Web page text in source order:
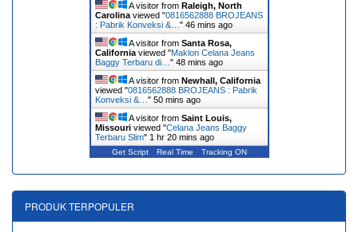
A visitor from Raleigh, North
Carolinaviewed "0816562888 BROJEANS
: Pabrik Konveksi &… " 46 mins ago
A visitor from Santa Rosa,
Californiaviewed "Maklon Celana Jeans
Baggy Terbaru di… " 48 mins ago
A visitor from Newhall, California
viewed "0816562888 BROJEANS : Pabrik
Konveksi &… " 50 mins ago
A visitor from Saint Louis,
Missouriviewed "Celana Jeans Baggy
Terbaru Slim" 1 hr 20 mins ago
Get Script Real Time Tracking ON
PRODUK TERPOPULER